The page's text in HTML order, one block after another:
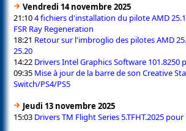
Vendredi 14 novembre 2025
21:104 fichiers d'installation du pilote AMD
FSR Ray Regeneration
18:21 Retour sur l'imbroglio des pilotes AMD
25.20
14:22 Drivers Intel Graphics Software 101.8250
09:35 Mise à jour de la barre de son Creative
Switch/PS4/PS5
Jeudi 13 novembre 2025
15:03 Drivers TM Flight Series 5.TFHT.2025